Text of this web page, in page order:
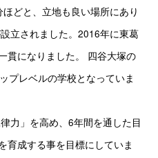
どと、立地も良い場所にあり
立されました。2016年に東葛
貫になりました。 四谷大塚の
プレベルの学校となっていま
力」を高め、6年間を通した目
育成する事を目標にしていま